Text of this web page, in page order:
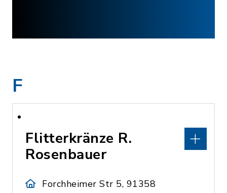
F
Flitterkränze R.
Rosenbauer
Forchheimer Str 5, 91358